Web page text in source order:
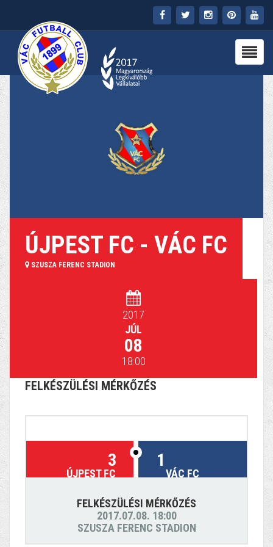
ÚJPEST FC - VÁC FC
SZUSZA FERENC STADION
2017
JÚL
08
18:00
FELKÉSZÜLÉSI MÉRKŐZÉS
3
ÚJPEST FC
1
VÁC FC
FELKÉSZÜLÉSI MÉRKŐZÉS
2017.07.08. 18:00
SZUSZA FERENC STADION
FŐOLDAL
KLUB
MÉDIA